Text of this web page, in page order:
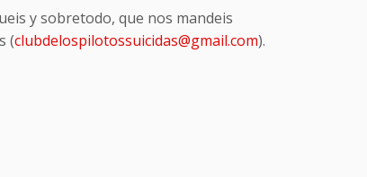
y sobretodo, que nos mandeis
(clubdelospilotossuicidas@gmail.com).